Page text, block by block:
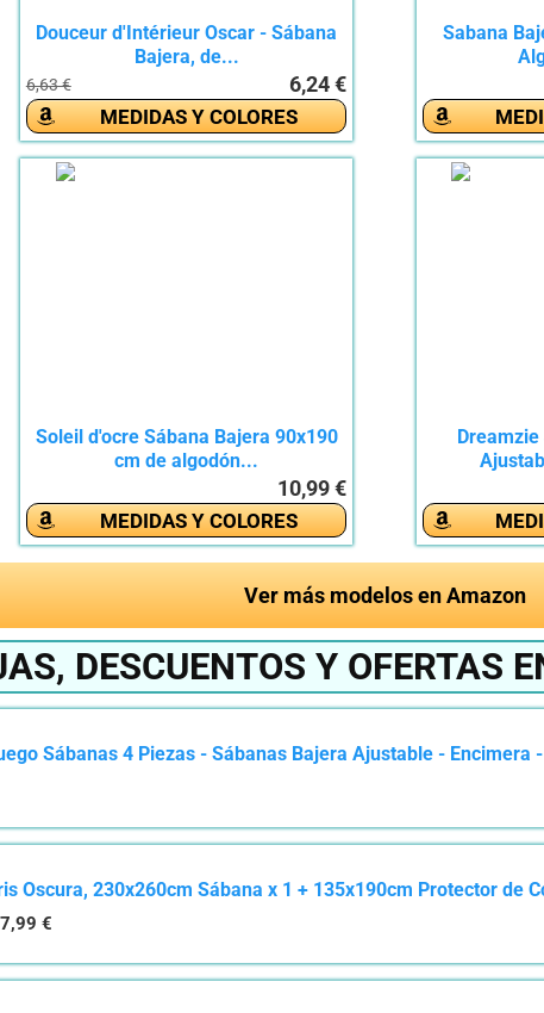
Douceur d'Intérieur Oscar - Sábana
Bajera, de...
6,63 € 6,24 €
MEDIDAS Y COLORES
Sabana
Soleil d'ocre Sábana Bajera 90x190
cm de algodón...
10,99 €
MEDIDAS Y COLORES
Ver más modelos en Amazon
DESCUENTOS Y OFERTAS
Sábanas 4 Piezas - Sábanas Bajera Ajustable - Encimera
Oscura, 230x260cm Sábana x 1 + 135x190cm Protector de
€